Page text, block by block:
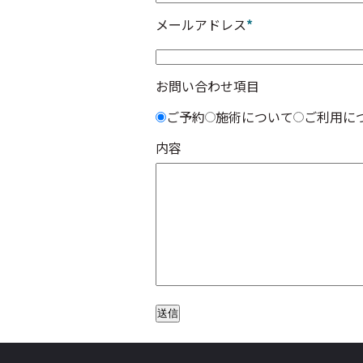
メールアドレス*
お問い合わせ項目
ご予約 施術について ご利用に
内容